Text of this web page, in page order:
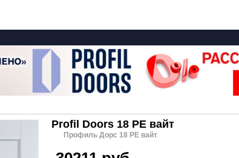
Profil Doors 18 PE вайт
Профиль Дорс 18 PE вайт